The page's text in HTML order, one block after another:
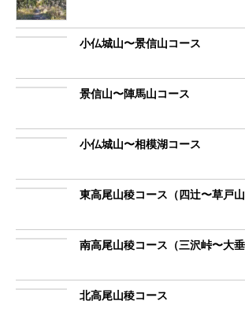
小仏城山〜景信山コース
景信山〜陣馬山コース
小仏城山〜相模湖コース
東高尾山稜コース（四辻〜草戸山
南高尾山稜コース（三沢峠〜大垂
北高尾山稜コース